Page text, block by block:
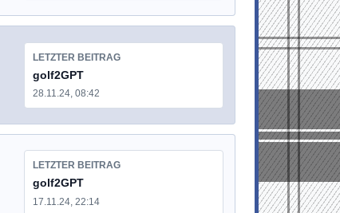
LETZTER BEITRAG
golf2GPT
28.11.24, 08:42
LETZTER BEITRAG
golf2GPT
17.11.24, 22:14